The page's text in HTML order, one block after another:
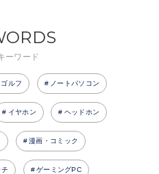
ーワード
ゴルフ ノートパソコン
イヤホン ヘッドホン
漫画・コミック
チ ゲーミングPC